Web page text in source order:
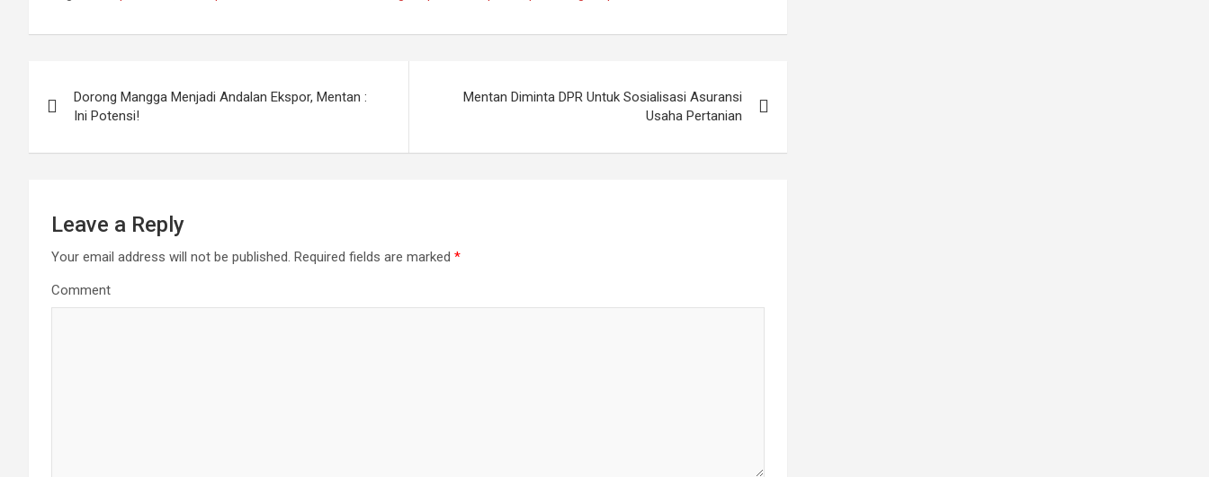
navigation
Dorong Mangga Menjadi Andalan Ekspor, Mentan :
Ini Potensi!
Mentan Diminta DPR Untuk Sosialisasi Asuransi
Usaha Pertanian
Leave a Reply
Your email address will not be published. Required fields are marked *
Comment